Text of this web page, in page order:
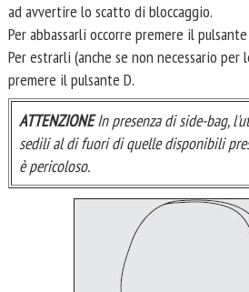
ad avvertire lo scatto di bloccaggio.
Per abbassarli occorre premere il
Per estrarli (anche se non necessario
premere il pulsante D.
ATTENZIONEIn presenza di side-bag,
sedili al di fuori di quelle disponibili
è pericoloso.